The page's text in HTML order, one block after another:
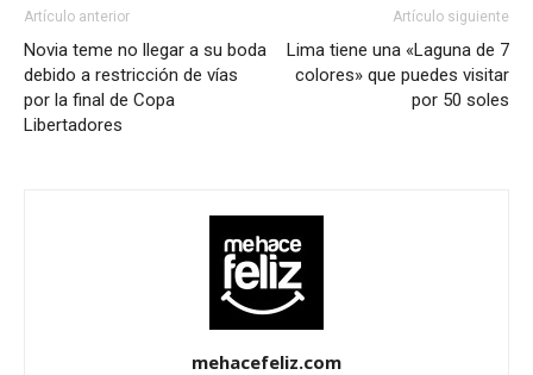
Artículo anterior
Novia teme no llegar a su boda
debido a restricción de vías
por la final de Copa
Libertadores
Artículo siguiente
Lima tiene una «Laguna de 7
colores» que puedes visitar
por 50 soles
mehacefeliz.com